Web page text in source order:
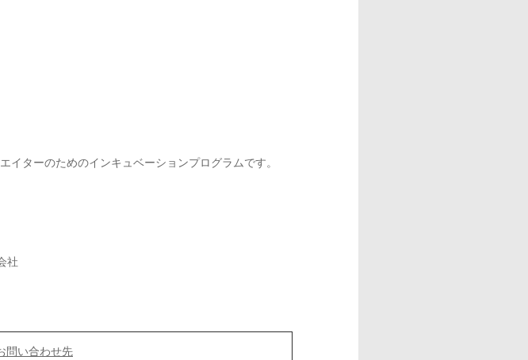
イターのためのインキュベーションプログラムです。
社
問い合わせ先